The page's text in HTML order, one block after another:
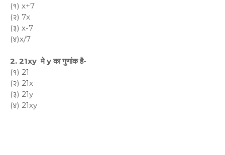
(१) x+7
(२) 7x
(३) x-7
(४)x/7
2. 21xy मे y का गुणांक है-
(१) 21
(२) 21x
(३) 21y
(४) 21xy